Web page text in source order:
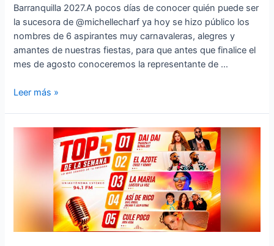
Barranquilla 2027.A pocos días de conocer quién puede ser
la sucesora de @michellecharf ya hoy se hizo público los
nombres de 6 aspirantes muy carnavaleras, alegres y
amantes de nuestras fiestas, para que antes que finalice el
mes de agosto conoceremos la representante de …
Leer más »